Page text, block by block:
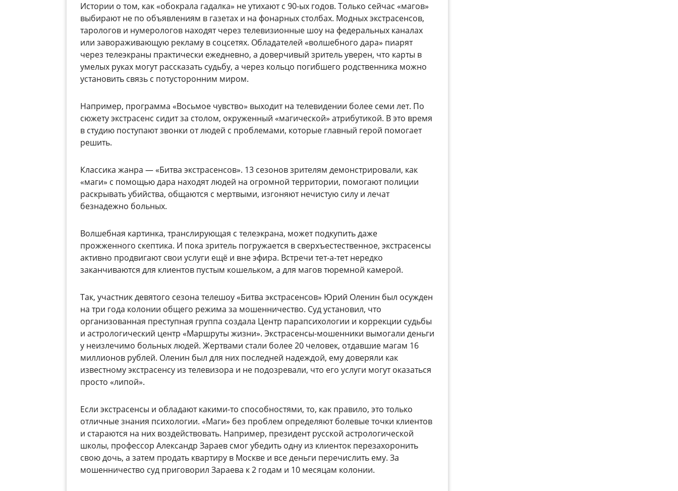
Истории о том, как «обокрала гадалка» не утихают с 90-ых годов. Только сейчас «магов»
выбирают не по объявлениям в газетах и на фонарных столбах. Модных экстрасенсов,
тарологов и нумерологов находят через телевизионные шоу на федеральных каналах
или завораживающую рекламу в соцсетях. Обладателей «волшебного дара» пиарят
через телеэкраны практически ежедневно, а доверчивый зритель уверен, что карты в
умелых руках могут рассказать судьбу, а через кольцо погибшего родственника можно
установить связь с потусторонним миром.
Например, программа «Восьмое чувство» выходит на телевидении более семи лет. По
сюжету экстрасенс сидит за столом, окруженный «магической» атрибутикой. В это время
в студию поступают звонки от людей с проблемами, которые главный герой помогает
решить.
Классика жанра — «Битва экстрасенсов». 13 сезонов зрителям демонстрировали, как
«маги» с помощью дара находят людей на огромной территории, помогают полиции
раскрывать убийства, общаются с мертвыми, изгоняют нечистую силу и лечат
безнадежно больных.
Волшебная картинка, транслирующая с телеэкрана, может подкупить даже
прожженного скептика. И пока зритель погружается в сверхъестественное, экстрасенсы
активно продвигают свои услуги ещё и вне эфира. Встречи тет-а-тет нередко
заканчиваются для клиентов пустым кошельком, а для магов тюремной камерой.
Так, участник девятого сезона телешоу «Битва экстрасенсов» Юрий Оленин был осужден
на три года колонии общего режима за мошенничество. Суд установил, что
организованная преступная группа создала Центр парапсихологии и коррекции судьбы
и астрологический центр «Маршруты жизни». Экстрасенсы-мошенники вымогали деньги
у неизлечимо больных людей. Жертвами стали более 20 человек, отдавшие магам 16
миллионов рублей. Оленин был для них последней надеждой, ему доверяли как
известному экстрасенсу из телевизора и не подозревали, что его услуги могут оказаться
просто «липой».
Если экстрасенсы и обладают какими-то способностями, то, как правило, это только
отличные знания психологии. «Маги» без проблем определяют болевые точки клиентов
и стараются на них воздействовать. Например, президент русской астрологической
школы, профессор Александр Зараев смог убедить одну из клиенток перезахоронить
свою дочь, а затем продать квартиру в Москве и все деньги перечислить ему. За
мошенничество суд приговорил Зараева к 2 годам и 10 месяцам колонии.